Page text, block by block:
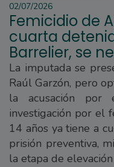
02/07/2026
Femicidio de
cuarta
Barrelier, se
La imputada se
Raúl Garzón, pero
la acusación por
investigación por el
14 años ya tiene a
prisión preventiva,
la etapa de